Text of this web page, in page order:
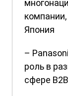
Япония
–
роль в
сфере